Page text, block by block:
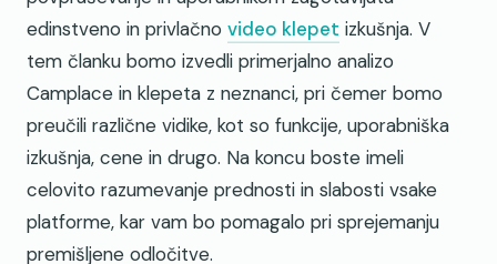
edinstveno in privlačno video klepet izkušnja. V
tem članku bomo izvedli primerjalno analizo
Camplace in klepeta z neznanci, pri čemer bomo
preučili različne vidike, kot so funkcije, uporabniška
izkušnja, cene in drugo. Na koncu boste imeli
celovito razumevanje prednosti in slabosti vsake
platforme, kar vam bo pomagalo pri sprejemanju
premišljene odločitve.